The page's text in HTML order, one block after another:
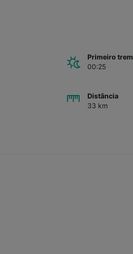
Primeiro trem
00:25
Distância
33 km